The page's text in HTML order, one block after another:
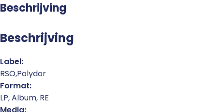
Beschrijving
Beschrijving
Label:
RSO,Polydor
Format:
LP, Album, RE